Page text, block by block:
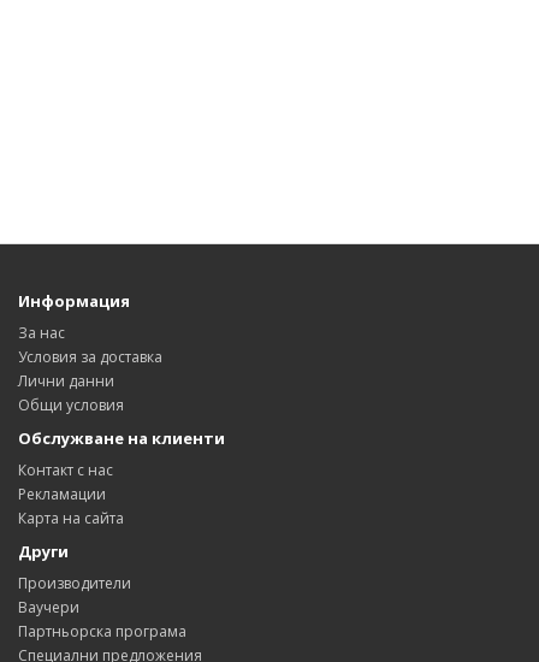
Информация
За нас
Условия за доставка
Лични данни
Общи условия
Обслужване на клиенти
Контакт с нас
Рекламации
Карта на сайта
Други
Производители
Ваучери
Партньорска програма
Специални предложения